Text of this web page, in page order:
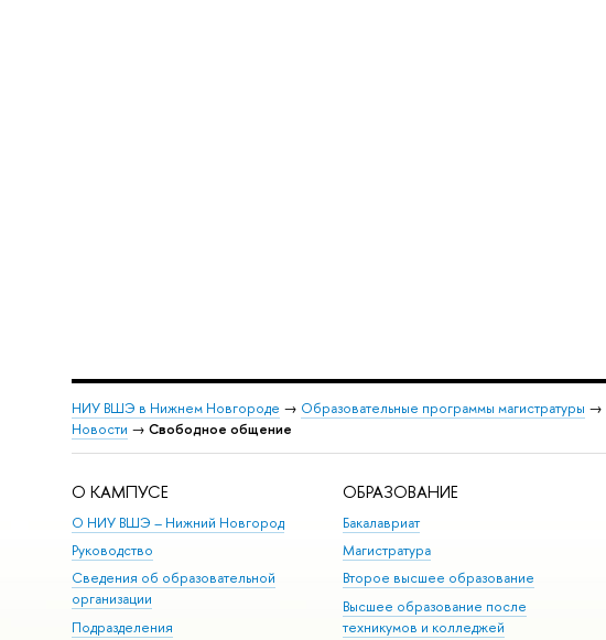
НИУ ВШЭ в Нижнем Новгороде → Образовательные программы магистратуры →
Новости → Свободное общение
О КАМПУСЕ
О НИУ ВШЭ – Нижний Новгород
Руководство
Сведения об образовательной
организации
Подразделения
ОБРАЗОВАНИЕ
Бакалавриат
Магистратура
Второе высшее образование
Высшее образование после
техникумов и колледжей